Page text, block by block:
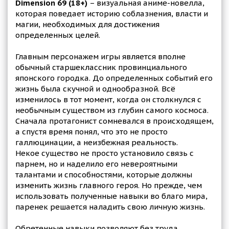
Dimension 69 (18+) – визуальная аниме-новелла,
которая поведает историю соблазнения, власти и
магии, необходимых для достижения
определенных целей.
Главным персонажем игры является вполне
обычный старшеклассник провинциального
японского городка. До определенных событий его
жизнь была скучной и однообразной. Всё
изменилось в тот момент, когда он столкнулся с
необычным существом из глубин самого космоса.
Сначала протагонист сомневался в происходящем,
а спустя время понял, что это не просто
галлюцинации, а неизбежная реальность.
Некое существо не просто установило связь с
парнем, но и наделило его невероятными
талантами и способностями, которые должны
изменить жизнь главного героя. Но прежде, чем
использовать полученные навыки во благо мира,
паренек решается наладить свою личную жизнь.